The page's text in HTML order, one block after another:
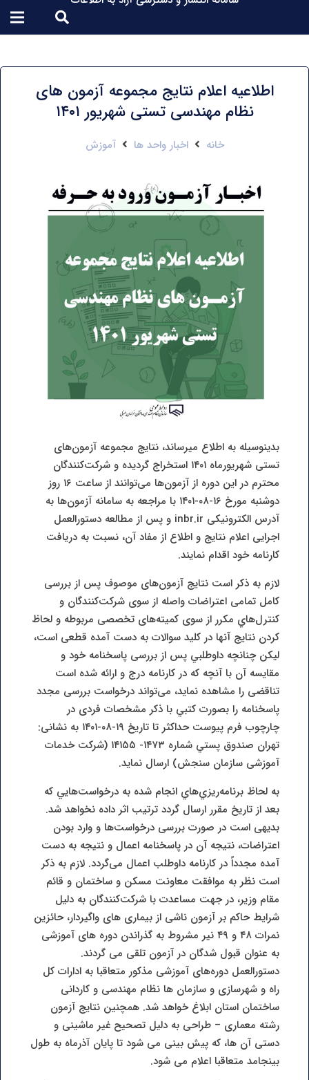
اطلاعیه اعلام نتایج مجموعه آزمون های
نظام مهندسی تستی شهریور ۱۴۰۱
خانه اخبار واحد ها آموزش
بدینوسیله به اطلاع می‏رساند، نتایج مجموعه آزمون‌های
تستی شهریورماه ۱۴۰۱ استخراج گردیده و شرکت‌کنندگان
محترم در این دوره از آزمون‌ها می‌توانند از ساعت ۱۶ روز
دوشنبه مورخ ۱۶-۰۸-۱۴۰۱ با مراجعه به سامانه آزمون‌ها به
آدرس الکترونیکی inbr.ir و پس از مطالعه دستورالعمل
اجرایی اعلام نتایج و اطلاع از مفاد آن، نسبت به دریافت
کارنامه خود اقدام نمایند.
لازم به ذکر است نتایج آزمون‌های موصوف پس از بررسی
کامل تمامی اعتراضات واصله از سوی شرکت‌کنندگان و
كنترل‌هاي مكرر از سوی کمیته‌های تخصصی مربوطه و لحاظ
کردن نتایج آنها در کلید سوالات به دست آمده قطعی است،
لیكن چنانچه داوطلبي پس از بررسی پاسخنامه خود و
مقایسه آن با آنچه که در کارنامه درج و ارائه شده است
تناقضی را مشاهده نماید، می‌تواند درخواست بررسی مجدد
پاسخنامه را بصورت كتبي با ذكر مشخصات فردی در
چارچوب فرم پیوست حداكثر تا تاریخ ۱۹-۰۸-۱۴۰۱ به نشانی:
تهران صندوق پستي شماره ۱۴۷۳- ۱۴۱۵۵ (شرکت خدمات
آموزشی سازمان سنجش) ارسال نمايد.
به لحاظ برنامه‌ريزي‌هاي انجام شده به درخواست‌هايي كه
بعد از تاريخ‌ مقرر ارسال گردد ترتيب اثر داده نخواهد شد.
بدیهی است در صورت بررسی درخواست‌ها و وارد بودن
اعتراضات، نتیجه آن در پاسخنامه اعمال و نتیجه به دست
آمده مجدداً در کارنامه داوطلب اعمال می‌گردد. لازم به ذکر
است نظر به موافقت معاونت مسکن و ساختمان و قائم
مقام وزیر، در جهت مساعدت با شرکت‌کنندگان به دلیل
شرایط حاکم بر آزمون ناشی از بیماری های واگیردار، حائزین
نمرات ۴۸ و ۴۹ نیر مشروط به گذراندن دوره های آموزشی
به عنوان قبول شدگان در آزمون تلقی می گردند.
دستورالعمل دوره‌های آموزشی مذکور متعاقبا به ادارات کل
راه و شهرسازی و سازمان ها نظام مهندسی و کاردانی
ساختمان استان ابلاغ خواهد شد. همچنین نتایج آزمون
رشته معماری – طراحی به دلیل تصحیح غیر ماشینی و
دستی آن ها، که پیش بینی می شود تا پایان آذرماه به طول
بینجامد متعاقبا اعلام می شود.